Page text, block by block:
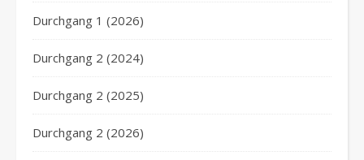
Durchgang 1 (2026)
Durchgang 2 (2024)
Durchgang 2 (2025)
Durchgang 2 (2026)